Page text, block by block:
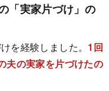
「実家片づけ」の
を経験しました。 1回
夫の実家を片づけたの